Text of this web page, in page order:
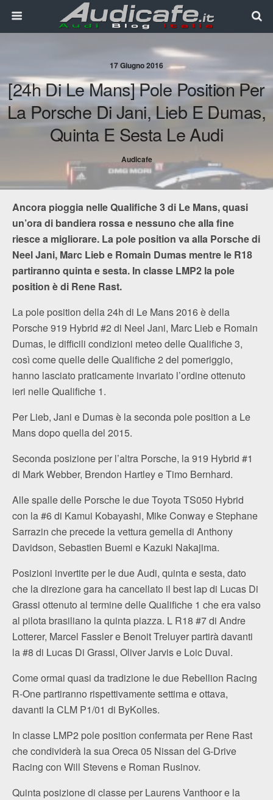
17 Giugno 2016
[24h Di Le Mans] Pole Position Per
La Porsche Di Jani, Lieb E Dumas,
Quinta E Sesta Le Audi
Audicafe
Ancora pioggia nelle Qualifiche 3 di Le Mans, quasi
un’ora di bandiera rossa e nessuno che alla fine
riesce a migliorare. La pole position va alla Porsche di
Neel Jani, Marc Lieb e Romain Dumas mentre le R18
partiranno quinta e sesta. In classe LMP2 la pole
position è di Rene Rast.
La pole position della 24h di Le Mans 2016 è della
Porsche 919 Hybrid #2 di Neel Jani, Marc Lieb e Romain
Dumas, le difficili condizioni meteo delle Qualifiche 3,
così come quelle delle Qualifiche 2 del pomeriggio,
hanno lasciato praticamente invariato l’ordine ottenuto
ieri nelle Qualifiche 1.
Per Lieb, Jani e Dumas è la seconda pole position a Le
Mans dopo quella del 2015.
Seconda posizione per l’altra Porsche, la 919 Hybrid #1
di Mark Webber, Brendon Hartley e Timo Bernhard.
Alle spalle delle Porsche le due Toyota TS050 Hybrid
con la #6 di Kamui Kobayashi, Mike Conway e Stephane
Sarrazin che precede la vettura gemella di Anthony
Davidson, Sebastien Buemi e Kazuki Nakajima.
Posizioni invertite per le due Audi, quinta e sesta, dato
che la direzione gara ha cancellato il best lap di Lucas Di
Grassi ottenuto al termine delle Qualifiche 1 che era valso
al pilota brasiliano la quinta piazza. L R18 #7 di Andre
Lotterer, Marcel Fassler e Benoit Treluyer partirà davanti
la #8 di Lucas Di Grassi, Oliver Jarvis e Loic Duval.
Come ormai quasi da tradizione le due Rebellion Racing
R-One partiranno rispettivamente settima e ottava,
davanti la CLM P1/01 di ByKolles.
In classe LMP2 pole position confermata per Rene Rast
che condividerà la sua Oreca 05 Nissan del G-Drive
Racing con Will Stevens e Roman Rusinov.
Quinta posizione di classe per Laurens Vanthoor e la